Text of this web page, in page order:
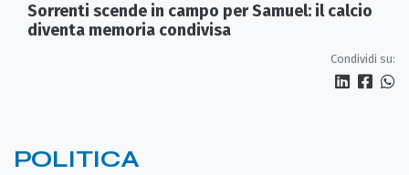
Sorrenti scende in campo per Samuel: il calcio
diventa memoria condivisa
Condividi su:
POLITICA